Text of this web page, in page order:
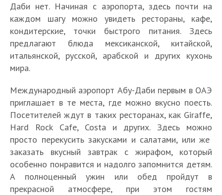
Даби нет. Начиная с аэропорта, здесь почти на
каждом шагу можно увидеть рестораны, кафе,
кондитерские, точки быстрого питания. Здесь
предлагают блюда мексиканской, китайской,
итальянской, русской, арабской и других кухонь
мира.
Международный аэропорт Абу-Даби первым в ОАЭ
приглашает в те места, где можно вкусно поесть.
Посетителей ждут в таких ресторанах, как Giraffe,
Hard Rock Cafe, Costa и других. Здесь можно
просто перекусить закусками и салатами, или же
заказать вкусный завтрак с жирафом, который
особенно понравится и надолго запомнится детям.
А полноценный ужин или обед пройдут в
прекрасной атмосфере, при этом гостям